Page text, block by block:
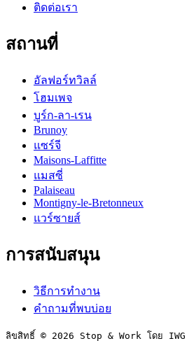
ติดต่อเรา
สถานที่
อัลฟอร์ทวิลล์
โฮมเพจ
บูร์ก-ลา-เรน
Brunoy
แซร์จี
Maisons-Laffitte
แมสซี่
Palaiseau
Montigny-le-Bretonneux
แวร์ซายส์
การสนับสนุน
วิธีการทำงาน
คำถามที่พบบ่อย
ลิขสิทธิ์ © 2026 Stop & Work โดย